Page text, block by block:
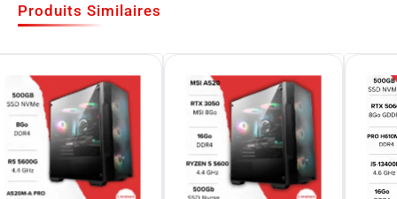
Produits Similaires